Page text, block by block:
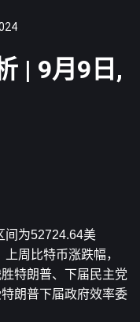
| 9月9日,
间为52724.64美
周比特币涨跌幅，
特朗普、下届民主党
朗普下届政府效率委